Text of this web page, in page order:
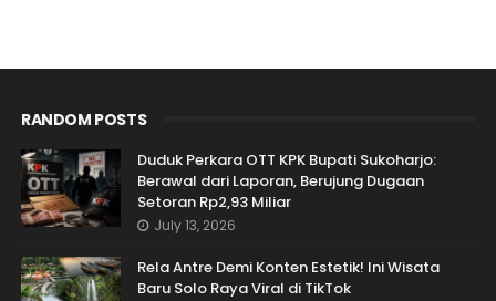
RANDOM POSTS
Duduk Perkara OTT KPK Bupati Sukoharjo:
Berawal dari Laporan, Berujung Dugaan
Setoran Rp2,93 Miliar
July 13, 2026
Rela Antre Demi Konten Estetik! Ini Wisata
Baru Solo Raya Viral di TikTok